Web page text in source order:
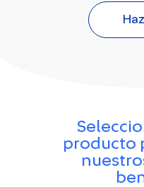
producto